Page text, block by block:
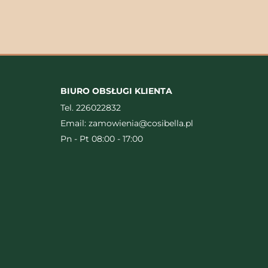
BIURO OBSŁUGI KLIENTA
Tel. 226022832
Email: zamowienia@cosibella.pl
Pn - Pt 08:00 - 17:00